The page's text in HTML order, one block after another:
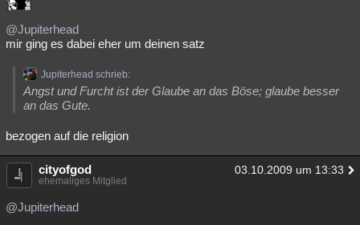
@Jupiterhead
mir ging es dabei eher um deinen satz
Jupiterhead schrieb:
Angst und Furcht ist der Glaube an das Böse; glaube besser
an das Gute.
bezogen auf die religion
cityofgod 03.10.2009 um 13:33
ehemaliges Mitglied
@Jupiterhead